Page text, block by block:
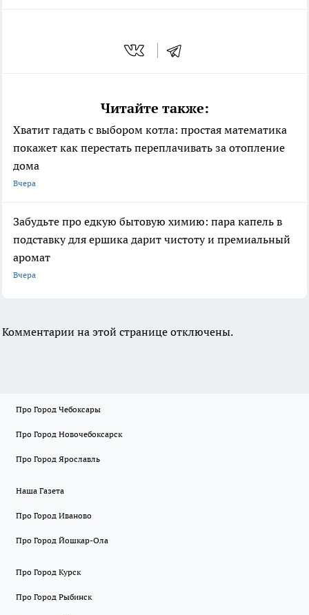
Читайте также:
Хватит гадать с выбором котла: простая математика
покажет как перестать переплачивать за отопление
дома
Вчера
Забудьте про едкую бытовую химию: пара капель в
подставку для ершика дарит чистоту и премиальный
аромат
Вчера
Комментарии на этой странице отключены.
Про Город Чебоксары
Про Город Новочебоксарск
Про Город Ярославль
Наша Газета
Про Город Иваново
Про Город Йошкар-Ола
Про Город Курск
Про Город Рыбинск